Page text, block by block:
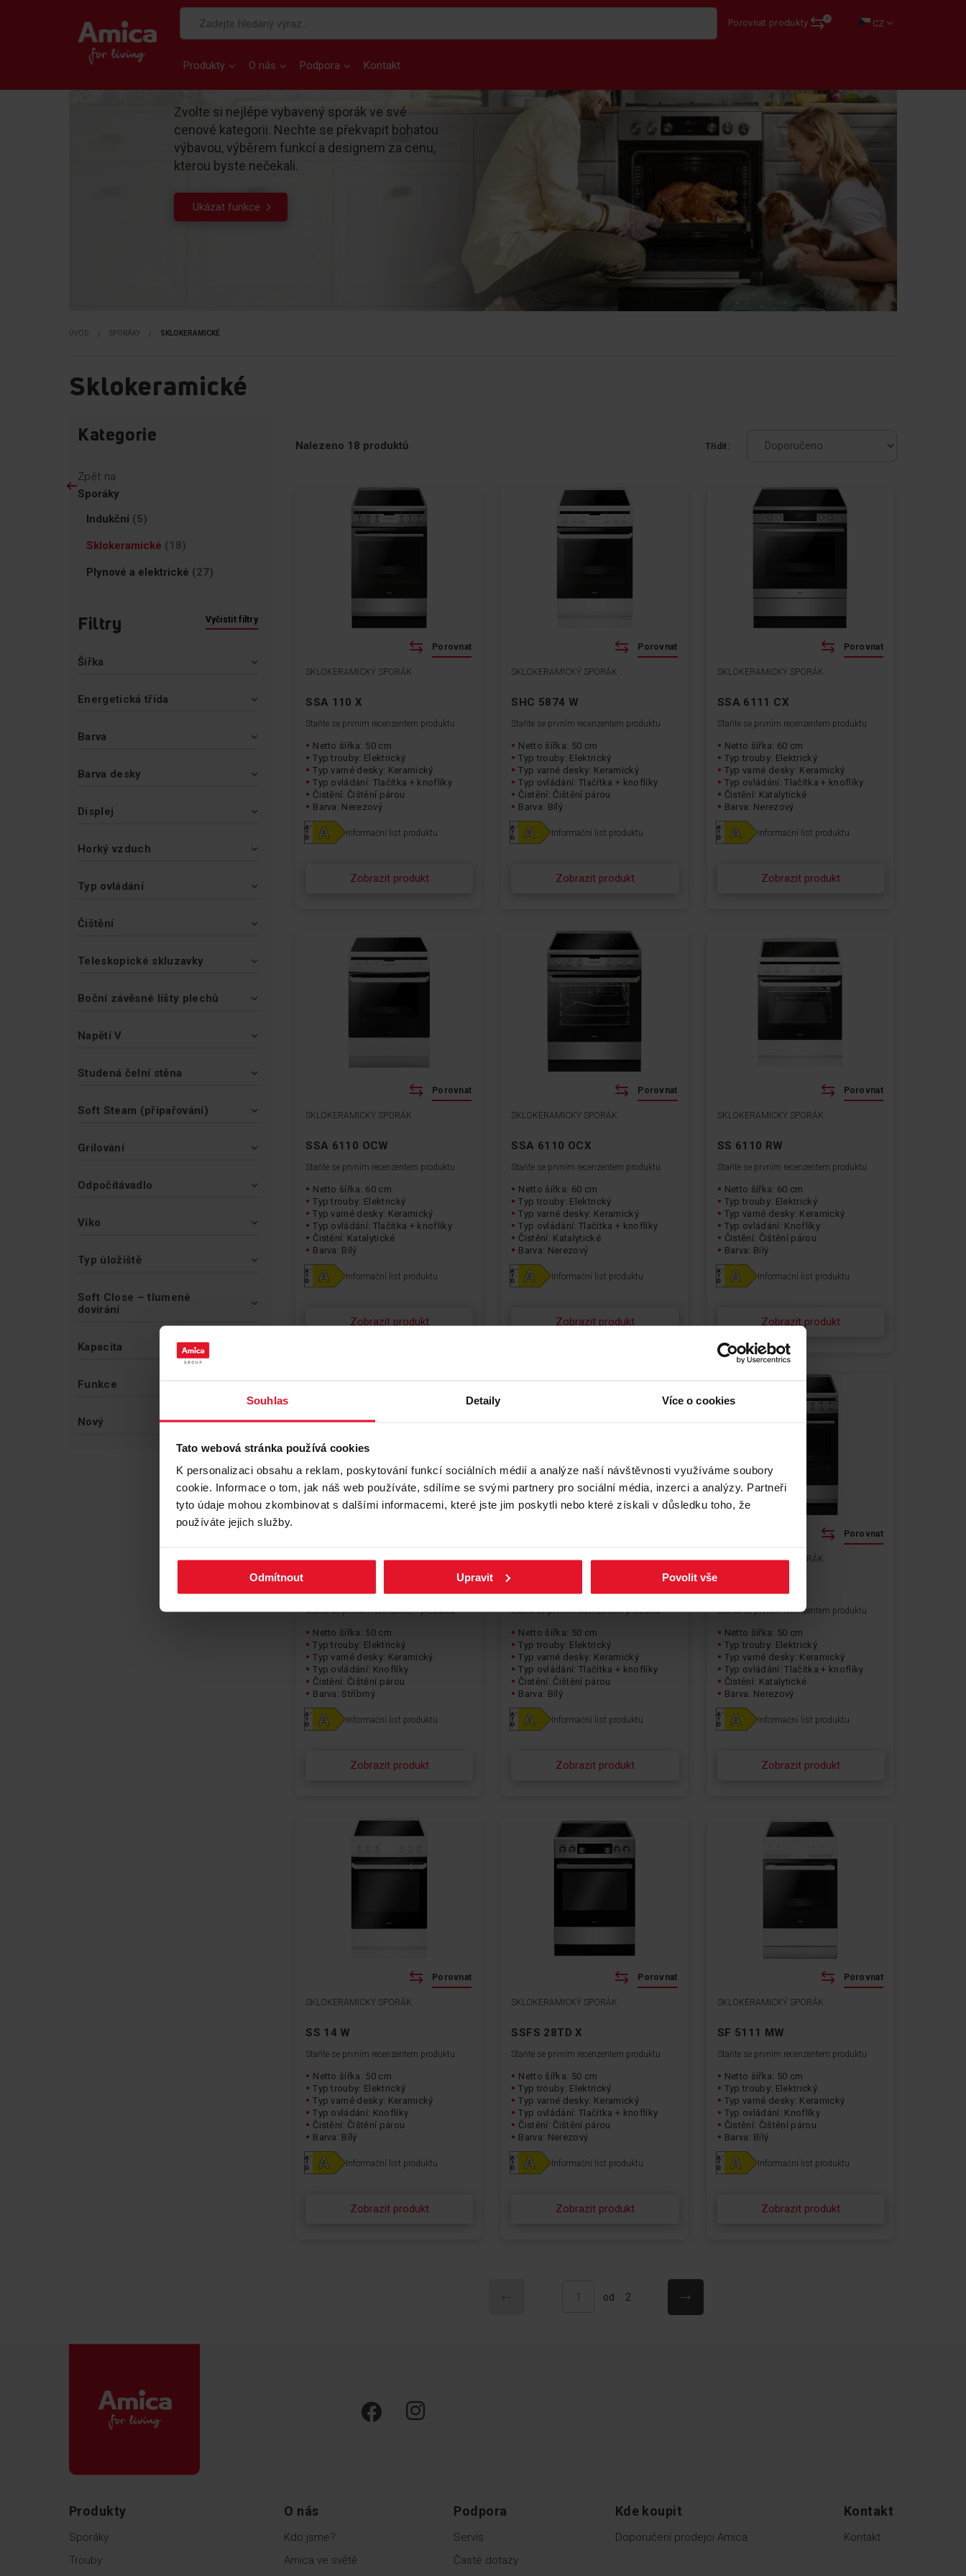
Souhlas Detaily Více o cookies
Tato webová stránka používá cookies
K personalizaci obsahu a reklam, poskytování funkcí sociálních médií a analýze naší návštěvnosti využíváme soubory
cookie. Informace o tom, jak náš web používáte, sdílíme se svými partnery pro sociální média, inzerci a analýzy. Partneři
tyto údaje mohou zkombinovat s dalšími informacemi, které jste jim poskytli nebo které získali v důsledku toho, že
používáte jejich služby.
Odmítnout Upravit Povolit vše
Porovnat produkty 0 CZ
Produkty O nás Podpora Kontakt
Zvolte si nejlépe vybavený sporák ve své
cenové kategorii. Nechte se překvapit bohatou
výbavou, výběrem funkcí a designem za cenu,
kterou byste nečekali.
Ukázat funkce
ÚVOD SPORÁKY SKLOKERAMICKÉ
Sklokeramické
filtryNalezeno 18 produktů Třídit:
SKLOKERAMICKÝ SPORÁK
SSA 110 X
Zobrazit produkt
Staňte se prvním recenzentem produktu
Netto šířka: 50 cm
Typ trouby: Elektrický
Typ varné desky: Keramický
Typ ovládání: Tlačítka + knoflíky
Čistění: Čištění párou
Barva: Nerezový
Informační list produktu
Porovnat
SKLOKERAMICKÝ SPORÁK
SHC 5874 W
Zobrazit produkt
Staňte se prvním recenzentem produktu
Netto šířka: 50 cm
Typ trouby: Elektrický
Typ varné desky: Keramický
Typ ovládání: Tlačítka + knoflíky
Čistění: Čištění párou
Barva: Bílý
Informační list produktu
Porovnat
SKLOKERAMICKÝ SPORÁK
SSA 6111 CX
Zobrazit produkt
Staňte se prvním recenzentem produktu
Netto šířka: 60 cm
Typ trouby: Elektrický
Typ varné desky: Keramický
Typ ovládání: Tlačítka + knoflíky
Čistění: Katalytické
Barva: Nerezový
Informační list produktu
Porovnat
SKLOKERAMICKÝ SPORÁK
SSA 6110 OCW
Zobrazit produkt
Staňte se prvním recenzentem produktu
Netto šířka: 60 cm
Typ trouby: Elektrický
Typ varné desky: Keramický
Typ ovládání: Tlačítka + knoflíky
Čistění: Katalytické
Barva: Bílý
Informační list produktu
Porovnat
SKLOKERAMICKÝ SPORÁK
SSA 6110 OCX
Zobrazit produkt
Staňte se prvním recenzentem produktu
Netto šířka: 60 cm
Typ trouby: Elektrický
Typ varné desky: Keramický
Typ ovládání: Tlačítka + knoflíky
Čistění: Katalytické
Barva: Nerezový
Informační list produktu
Porovnat
SKLOKERAMICKÝ SPORÁK
SS 6110 RW
Zobrazit produkt
Staňte se prvním recenzentem produktu
Netto šířka: 60 cm
Typ trouby: Elektrický
Typ varné desky: Keramický
Typ ovládání: Knoflíky
Čistění: Čištění párou
Barva: Bílý
Informační list produktu
Porovnat
SKLOKERAMICKÝ SPORÁK
Zobrazit produkt
Staňte se prvním recenzentem produktu
Netto šířka: 50 cm
Typ trouby: Elektrický
Typ varné desky: Keramický
Typ ovládání: Knoflíky
Čistění: Čištění párou
Barva: Stříbrný
Informační list produktu
SKLOKERAMICKÝ SPORÁK
Zobrazit produkt
Staňte se prvním recenzentem produktu
Netto šířka: 50 cm
Typ trouby: Elektrický
Typ varné desky: Keramický
Typ ovládání: Tlačítka + knoflíky
Čistění: Čištění párou
Barva: Bílý
Informační list produktu
SKLOKERAMICKÝ SPORÁK
Zobrazit produkt
Staňte se prvním recenzentem produktu
Netto šířka: 50 cm
Typ trouby: Elektrický
Typ varné desky: Keramický
Typ ovládání: Tlačítka + knoflíky
Čistění: Katalytické
Barva: Nerezový
Informační list produktu
Porovnat
SKLOKERAMICKÝ SPORÁK
SS 14 W
Zobrazit produkt
Staňte se prvním recenzentem produktu
Netto šířka: 50 cm
Typ trouby: Elektrický
Typ varné desky: Keramický
Typ ovládání: Knoflíky
Čistění: Čištění párou
Barva: Bílý
Informační list produktu
Porovnat
SKLOKERAMICKÝ SPORÁK
SSFS 28TD X
Zobrazit produkt
Staňte se prvním recenzentem produktu
Netto šířka: 50 cm
Typ trouby: Elektrický
Typ varné desky: Keramický
Typ ovládání: Tlačítka + knoflíky
Čistění: Čištění párou
Barva: Nerezový
Informační list produktu
Porovnat
SKLOKERAMICKÝ SPORÁK
SF 5111 MW
Zobrazit produkt
Staňte se prvním recenzentem produktu
Netto šířka: 50 cm
Typ trouby: Elektrický
Typ varné desky: Keramický
Typ ovládání: Knoflíky
Čistění: Čištění párou
Barva: Bílý
Informační list produktu
Porovnat
Právě si prohlížíte stránku
od 2
Kategorie
Zpět na:
Sporáky
Indukční
5
položky
Sklokeramické 18
položky
Plynové a elektrické 27
položky
Filtry Vyčistit filtry
Šířka
Energetická třída
Barva
Barva desky
Displej
Horký vzduch
Typ ovládání
Čištění
Teleskopické skluzavky
Boční závěsné lišty plechů
Napětí V
Studená čelní stěna
Soft Steam (připařování)
Grilování
Odpočítávadlo
Víko
Typ úložiště
Soft Close – tlumené
dovírání
Kapacita
Funkce
Nový
Produkty
Sporáky
Trouby
O nás
Kdo jsme?
Amica ve světě
Podpora
Servis
Časté dotazy
Kde koupit
Doporučení prodejci Amica
Kontakt
Kontakt